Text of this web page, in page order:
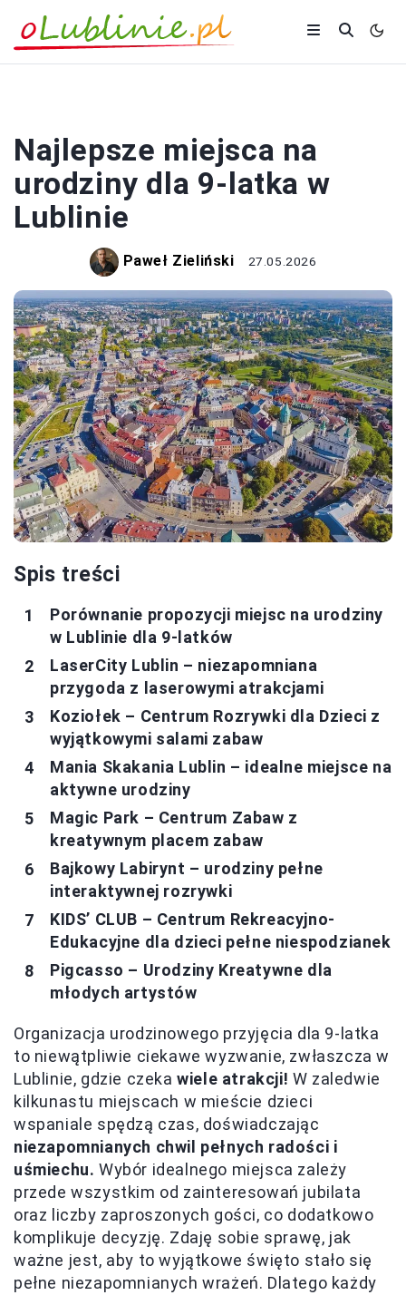
Najlepsze miejsca na
urodziny dla 9-latka w
Lublinie
Paweł Zieliński 27.05.2026
Spis treści
Porównanie propozycji miejsc na urodziny
w Lublinie dla 9-latków
LaserCity Lublin – niezapomniana
przygoda z laserowymi atrakcjami
Koziołek – Centrum Rozrywki dla Dzieci z
wyjątkowymi salami zabaw
Mania Skakania Lublin – idealne miejsce na
aktywne urodziny
Magic Park – Centrum Zabaw z
kreatywnym placem zabaw
Bajkowy Labirynt – urodziny pełne
interaktywnej rozrywki
KIDS’ CLUB – Centrum Rekreacyjno-
Edukacyjne dla dzieci pełne niespodzianek
Pigcasso – Urodziny Kreatywne dla
młodych artystów
Organizacja urodzinowego przyjęcia dla 9-latka
to niewątpliwie ciekawe wyzwanie, zwłaszcza w
Lublinie, gdzie czekawiele atrakcji! W zaledwie
kilkunastu miejscach w mieście dzieci
wspaniale spędzą czas, doświadczając
niezapomnianych chwil pełnych radości i
uśmiechu. Wybór idealnego miejsca zależy
przede wszystkim od zainteresowań jubilata
oraz liczby zaproszonych gości, co dodatkowo
komplikuje decyzję. Zdaję sobie sprawę, jak
ważne jest, aby to wyjątkowe święto stało się
pełne niezapomnianych wrażeń. Dlatego każdy